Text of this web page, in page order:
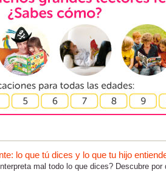
lo que tú dices y lo que tu hijo
mal todo lo que dices? Descubre por